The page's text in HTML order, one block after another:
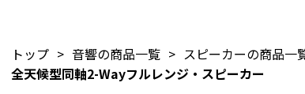
トップ 音響の商品一覧
スピーカーの商品一
全天候型同軸2-Wayフルレンジ・スピーカー